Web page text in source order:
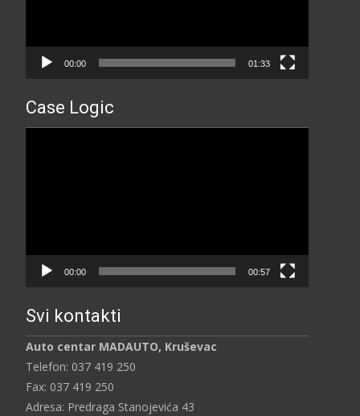
00:00 01:33
Case Logic
00:00 00:57
Svi kontakti
Auto centar MADAUTO, Kruševac
Telefon: 037 419 250
Fax: 037 419 250
Adresa: Predraga Stanojevića 43